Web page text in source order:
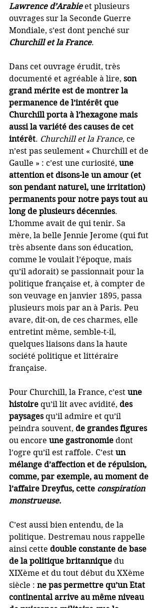
Lawrence d’Arabie et plusieurs
ouvrages sur la Seconde Guerre
Mondiale, s’est dont penché sur
Churchill et la France.
Dans cet ouvrage érudit, très
documenté et agréable à lire, son
grand mérite est de montrer la
permanence de l’intérêt que
Churchill porta à l’hexagone mais
aussi la variété des causes de cet
intérêt. Churchill et la France, ce
n’est pas seulement « Churchill et de
Gaulle » : c’est une curiosité, une
attention et disons-le un amour (et
son pendant naturel, une irritation)
permanents pour notre pays tout au
long de plusieurs décennies.
L’homme avait de qui tenir. Sa
mère, la belle Jennie Jerome (qui fut
très absente dans son éducation,
comme le voulait l’époque, mais
qu’il adorait) se passionnait pour la
politique française et, à compter de
son veuvage en janvier 1895, passa
plusieurs mois par an à Paris. Peu
avare, dit-on, de ces charmes, elle
entretint même, semble-t-il,
quelques liaisons dans la haute
société politique et littéraire
française.
Pour Churchill, la France, c’est une
histoire qu’il lit avec avidité, des
paysages qu’il admire et qu’il
peindra souvent, de grandes figures
ou encore une gastronomie dont
l’ogre qu’il est raffole. C’est un
mélange d’affection et de répulsion,
comme, par exemple, au moment de
l’affaire Dreyfus, cette conspiration
monstrueuse.
C’est aussi bien entendu, de la
politique. Destremau nous rappelle
ainsi cette double constante de base
de la politique britannique du
XIXème et du tout début du XXème
siècle : ne pas permettre qu’un Etat
continental arrive au même niveau